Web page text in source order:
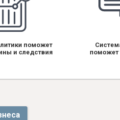
поможет
и следствия
поможет